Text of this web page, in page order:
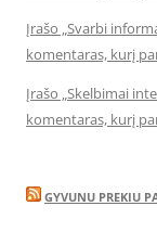
Įrašo „Svarbi
komentaras, kurį
Įrašo „Skelbimai
komentaras, kurį
GYVUNU PREKIU